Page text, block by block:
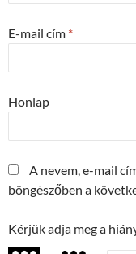
E-mail cím *
Honlap
A nevem, e-mail
böngészőben a
Kérjük adja meg a